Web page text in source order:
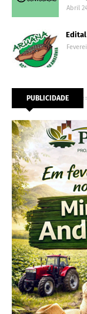
Abril
Edital
PUBLICIDADE